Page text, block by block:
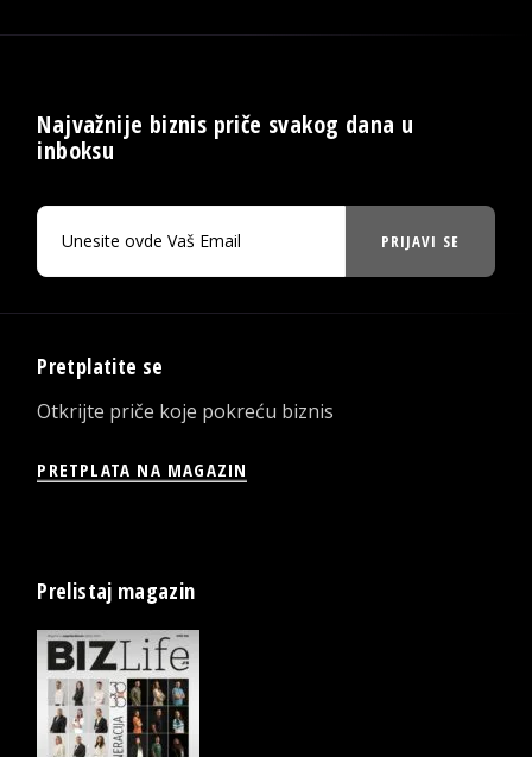
Najvažnije biznis priče svakog dana u
inboksu
PRIJAVI SE
Pretplatite se
Otkrijte priče koje pokreću biznis
PRETPLATA NA MAGAZIN
Prelistaj magazin